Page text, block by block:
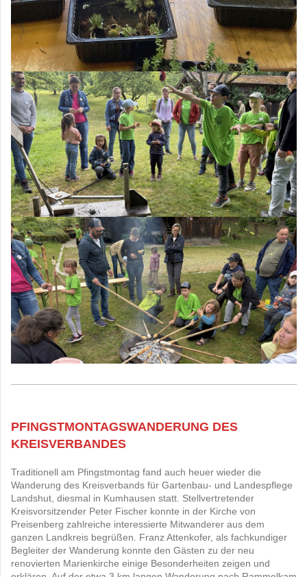
PFINGSTMONTAGSWANDERUNG DES
KREISVERBANDES
Traditionell am Pfingstmontag fand auch heuer wieder die
Wanderung des Kreisverbands für Gartenbau- und Landespflege
Landshut, diesmal in Kumhausen statt. Stellvertretender
Kreisvorsitzender Peter Fischer konnte in der Kirche von
Preisenberg zahlreiche interessierte Mitwanderer aus dem
ganzen Landkreis begrüßen. Franz Attenkofer, als fachkundiger
Begleiter der Wanderung konnte den Gästen zu der neu
renovierten Marienkirche einige Besonderheiten zeigen und